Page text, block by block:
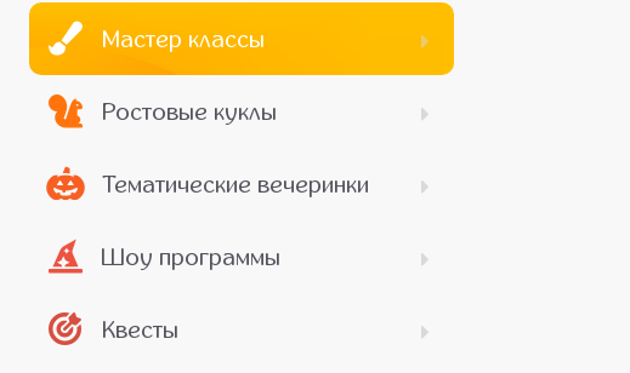
Мастер классы
Ростовые куклы
Тематические вечеринки
Шоу программы
Квесты